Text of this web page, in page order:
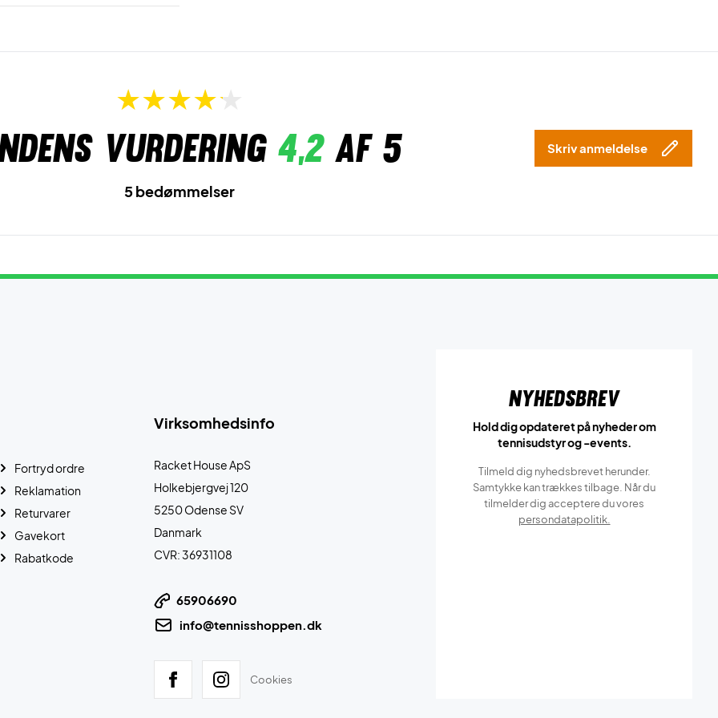
vurdering 4,2af 5 Skriv anmeldelse
5 bedømmelser
Virksomhedsinfo
Racket House ApS
Holkebjergvej 120
5250 Odense SV
Danmark
CVR: 36931108
65906690
info@tennisshoppen.dk
Cookies
Fortryd ordre
Reklamation
Returvarer
Gavekort
Rabatkode
Nyhedsbrev
Hold dig opdateret på nyheder om
tennisudstyr og -events.
Tilmeld dig nyhedsbrevet herunder.
Samtykke kan trækkes tilbage. Når du
tilmelder dig acceptere du vores
persondatapolitik.